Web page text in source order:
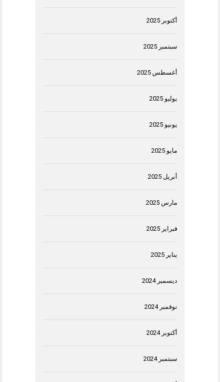
أكتوبر 2025
سبتمبر 2025
أغسطس 2025
يوليو 2025
يونيو 2025
مايو 2025
أبريل 2025
مارس 2025
فبراير 2025
يناير 2025
ديسمبر 2024
نوفمبر 2024
أكتوبر 2024
سبتمبر 2024